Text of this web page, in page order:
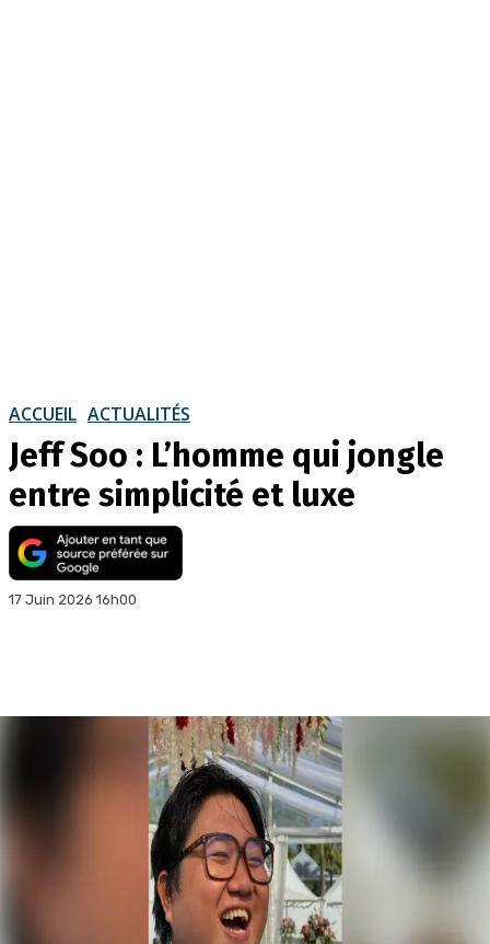
ACCUEIL ACTUALITÉS
Jeff Soo : L’homme qui jongle
entre simplicité et luxe
17 Juin 2026 16h00